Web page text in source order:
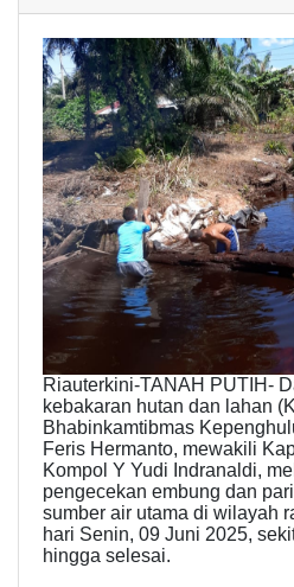
Riauterkini-TANAH PUTIH-
kebakaran hutan dan lahan
Bhabinkamtibmas
Feris Hermanto, mewakili
Kompol Y Yudi Indranaldi,
pengecekan embung dan
sumber air utama di wilayah
hari Senin, 09 Juni 2025,
hingga selesai.